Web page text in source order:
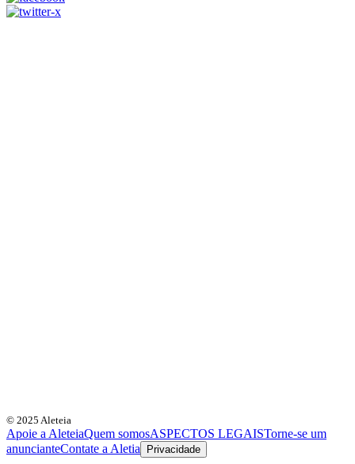
© 2025 Aleteia
Apoie a AleteiaQuem somosASPECTOS LEGAISTorne-se um
anuncianteContate a Aletia Privacidade